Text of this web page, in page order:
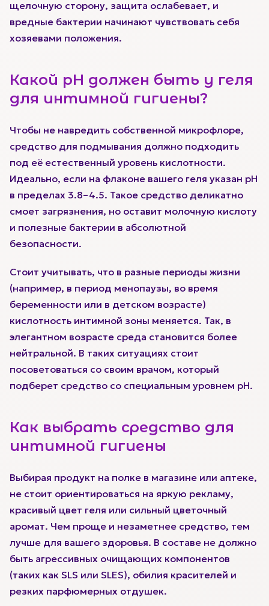
щелочную сторону, защита ослабевает, и
вредные бактерии начинают чувствовать себя
хозяевами положения.
Какой pH должен быть у геля
для интимной гигиены?
Чтобы не навредить собственной микрофлоре,
средство для подмывания должно подходить
под её естественный уровень кислотности.
Идеально, если на флаконе вашего геля указан pH
в пределах 3.8–4.5. Такое средство деликатно
смоет загрязнения, но оставит молочную кислоту
и полезные бактерии в абсолютной
безопасности.
Стоит учитывать, что в разные периоды жизни
(например, в период менопаузы, во время
беременности или в детском возрасте)
кислотность интимной зоны меняется. Так, в
элегантном возрасте среда становится более
нейтральной. В таких ситуациях стоит
посоветоваться со своим врачом, который
подберет средство со специальным уровнем pH.
Как выбрать средство для
интимной гигиены
Выбирая продукт на полке в магазине или аптеке,
не стоит ориентироваться на яркую рекламу,
красивый цвет геля или сильный цветочный
аромат. Чем проще и незаметнее средство, тем
лучше для вашего здоровья. В составе не должно
быть агрессивных очищающих компонентов
(таких как SLS или SLES), обилия красителей и
резких парфюмерных отдушек.